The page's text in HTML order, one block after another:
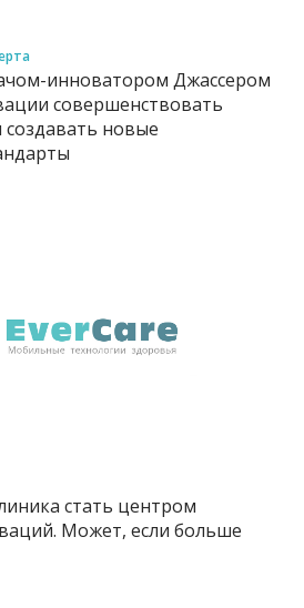
инноватором Джассером
совершенствовать
новые
стать центром
Может, если больше